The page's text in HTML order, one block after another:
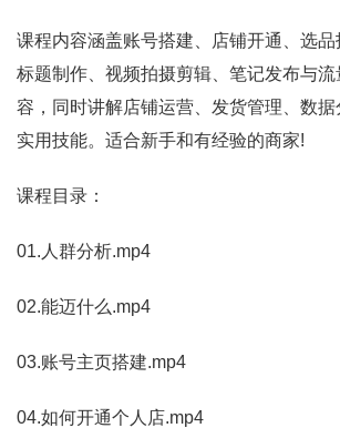
课程内容涵盖账号搭建、店铺开通、选
标题制作、视频拍摄剪辑、笔记发布与
容，同时讲解店铺运营、发货管理、数
实用技能。适合新手和有经验的商家!
课程目录：
01.人群分析.mp4
02.能迈什么.mp4
03.账号主页搭建.mp4
04.如何开通个人店.mp4